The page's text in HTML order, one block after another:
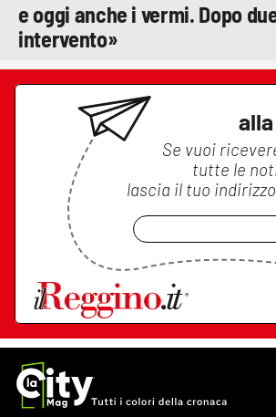
e oggi anche i vermi. Dopo
intervento»
Se vuoi
tutte le
lascia il tuo